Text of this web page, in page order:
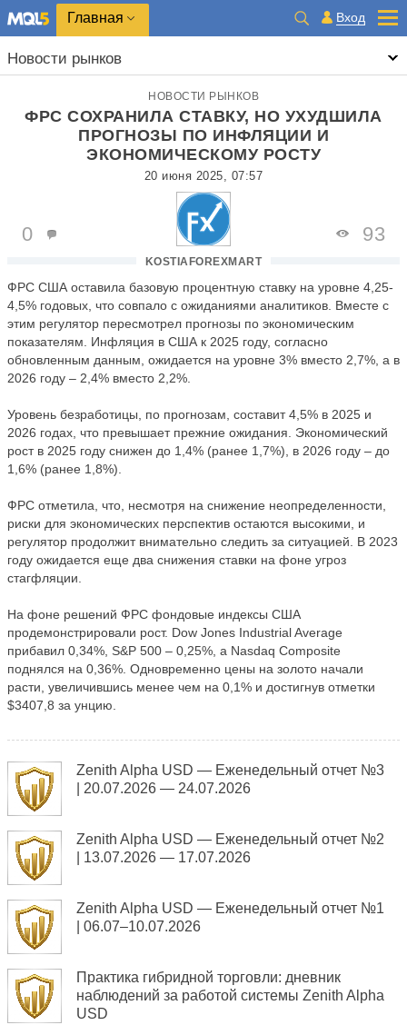
Главная Вход
Новости рынков
НОВОСТИ РЫНКОВ
ФРС СОХРАНИЛА СТАВКУ, НО УХУДШИЛА
ПРОГНОЗЫ ПО ИНФЛЯЦИИ И
ЭКОНОМИЧЕСКОМУ РОСТУ
20 июня 2025, 07:57
KOSTIAFOREXMART
0 93
ФРС США оставила базовую процентную ставку на уровне 4,25-
4,5% годовых, что совпало с ожиданиями аналитиков. Вместе с
этим регулятор пересмотрел прогнозы по экономическим
показателям. Инфляция в США к 2025 году, согласно
обновленным данным, ожидается на уровне 3% вместо 2,7%, а в
2026 году – 2,4% вместо 2,2%.
Уровень безработицы, по прогнозам, составит 4,5% в 2025 и
2026 годах, что превышает прежние ожидания. Экономический
рост в 2025 году снижен до 1,4% (ранее 1,7%), в 2026 году – до
1,6% (ранее 1,8%).
ФРС отметила, что, несмотря на снижение неопределенности,
риски для экономических перспектив остаются высокими, и
регулятор продолжит внимательно следить за ситуацией. В 2023
году ожидается еще два снижения ставки на фоне угроз
стагфляции.
На фоне решений ФРС фондовые индексы США
продемонстрировали рост. Dow Jones Industrial Average
прибавил 0,34%, S&P 500 – 0,25%, а Nasdaq Composite
поднялся на 0,36%. Одновременно цены на золото начали
расти, увеличившись менее чем на 0,1% и достигнув отметки
$3407,8 за унцию.
Zenith Alpha USD — Еженедельный отчет №3
| 20.07.2026 — 24.07.2026
Zenith Alpha USD — Еженедельный отчет №2
| 13.07.2026 — 17.07.2026
Zenith Alpha USD — Еженедельный отчет №1
| 06.07–10.07.2026
Практика гибридной торговли: дневник
наблюдений за работой системы Zenith Alpha
USD